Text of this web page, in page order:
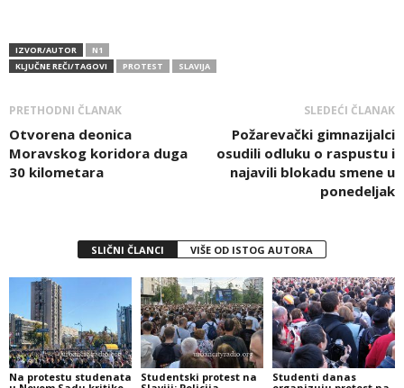
IZVOR/AUTOR
N1
KLJUČNE REČI/TAGOVI
PROTEST SLAVIJA
PRETHODNI ČLANAK
Otvorena deonica
Moravskog koridora duga
30 kilometara
SLEDEĆI ČLANAK
Požarevački gimnazijalci
osudili odluku o raspustu i
najavili blokadu smene u
ponedeljak
SLIČNI ČLANCI VIŠE OD ISTOG AUTORA
Na protestu studenata
Studentski protest na
Studenti danas